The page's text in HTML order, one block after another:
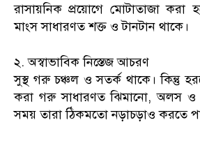
রাসায়নিক প্রয়োগে মোটাতাজা করা
মাংস সাধারণত শক্ত ও টানটান থাকে।
২. অস্বাভাবিক নিস্তেজ আচরণ
সুস্থ গরু চঞ্চল ও সতর্ক থাকে। কিন্তু
করা গরু সাধারণত ঝিমানো, অলস ও
সময় তারা ঠিকমতো নড়াচড়াও করতে